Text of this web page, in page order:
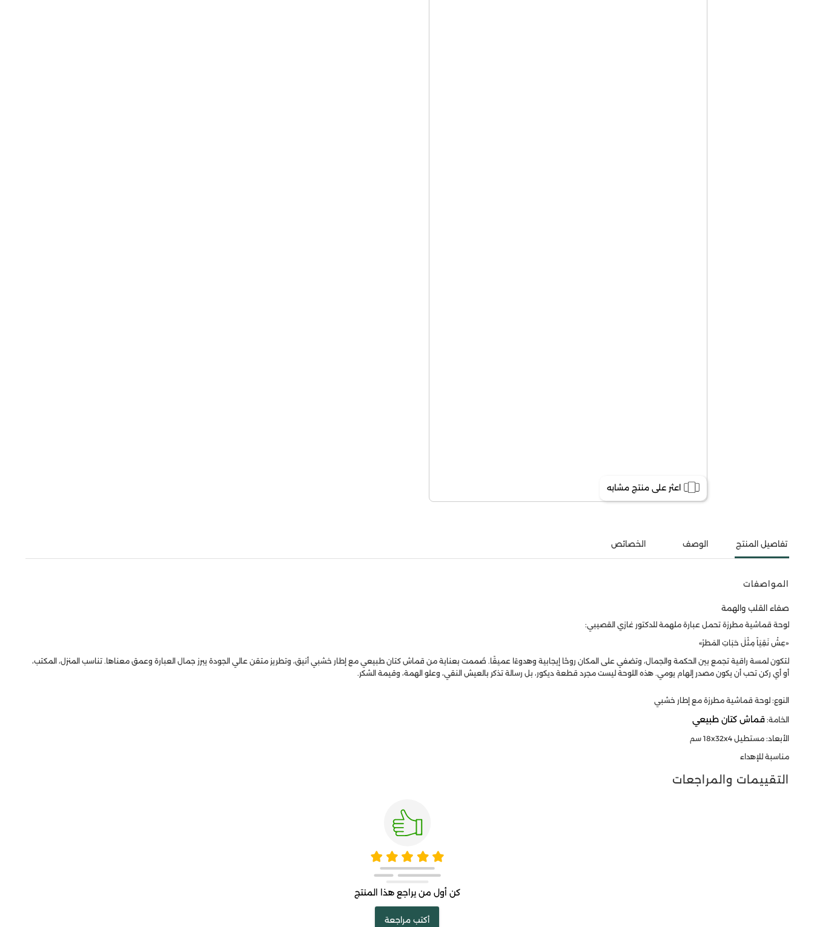
اعثر على منتج مشابه
تفاصيل المنتج الوصف الخصائص
المواصفات
صفاء القلب والهمة
لوحة قماشية مطرزة تحمل عبارة ملهمة للدكتور غازي القصيبي:
«عِشْ نَقِيَاً مِثْلَ حَبَاتِ المَطرْ»
لتكون لمسة راقية تجمع بين الحكمة والجمال، وتضفي على المكان روحًا إيجابية وهدوءًا عميقًا. صُممت بعناية من قماش كتان طبيعي مع إطار خشبي أنيق، وتطريز متقن عالي الجودة يبرز جمال العبارة وعمق معناها. تناسب المنزل، المكتب،
أو أي ركن تحب أن يكون مصدر إلهام يومي. هذه اللوحة ليست مجرد قطعة ديكور، بل رسالة تذكر بالعيش النقي، وعلو الهمة، وقيمة الشكر.
النوع: لوحة قماشية مطرزة مع إطار خشبي
الخامة:قماش كتان طبيعي
الأبعاد: مستطيل 18x32x4 سم
مناسبة للإهداء
التقييمات والمراجعات
كن أول من يراجع هذا المنتج
أكتب مراجعة